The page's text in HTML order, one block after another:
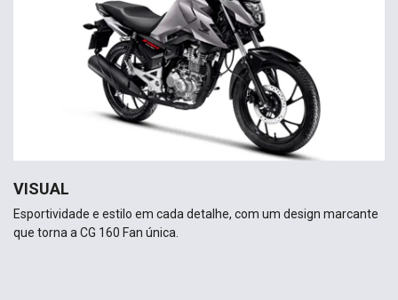
VISUAL
Esportividade e estilo em cada detalhe, com um design marcante
que torna a CG 160 Fan única.